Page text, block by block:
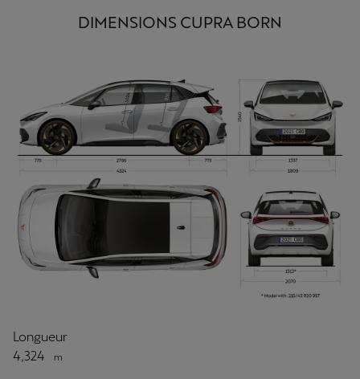
DIMENSIONS CUPRA BORN
Longueur
4,324
m